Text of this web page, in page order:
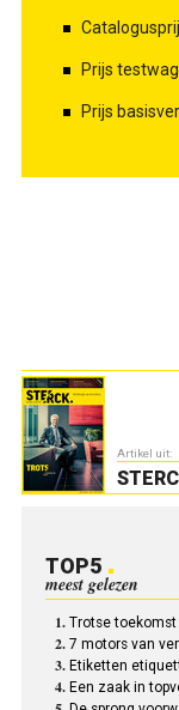
Prijs
Prijs
Artikel uit:
TOP5
meest gelezen
Trotse toekomst
7 motors van
Etiketten
Een zaak in